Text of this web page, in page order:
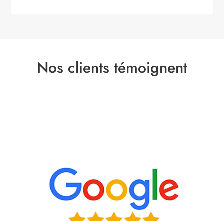
Nos clients témoignent